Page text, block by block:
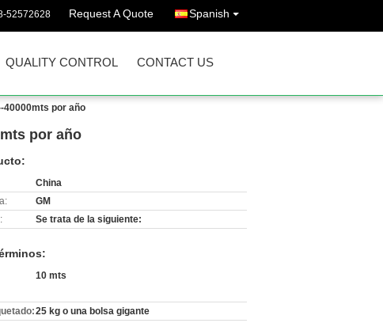
52572628 Request A Quote Spanish
QUALITY CONTROL CONTACT US
40000mts por año
por año
China
GM
Se trata de la siguiente:
10 mts
25 kg o una bolsa gigante